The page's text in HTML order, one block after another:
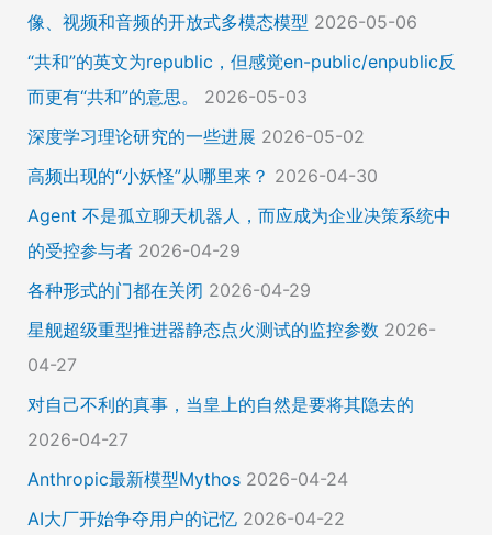
像、视频和音频的开放式多模态模型 2026-05-06
“共和”的英文为republic，但感觉en-public/enpublic反
而更有“共和”的意思。
2026-05-03
深度学习理论研究的一些进展 2026-05-02
高频出现的“小妖怪”从哪里来？ 2026-04-30
Agent 不是孤立聊天机器人，而应成为企业决策系统中
的受控参与者 2026-04-29
各种形式的门都在关闭 2026-04-29
星舰超级重型推进器静态点火测试的监控参数 2026-
04-27
对自己不利的真事，当皇上的自然是要将其隐去的
2026-04-27
Anthropic最新模型Mythos 2026-04-24
AI大厂开始争夺用户的记忆 2026-04-22